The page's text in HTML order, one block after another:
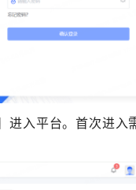
进入平台。首次进入